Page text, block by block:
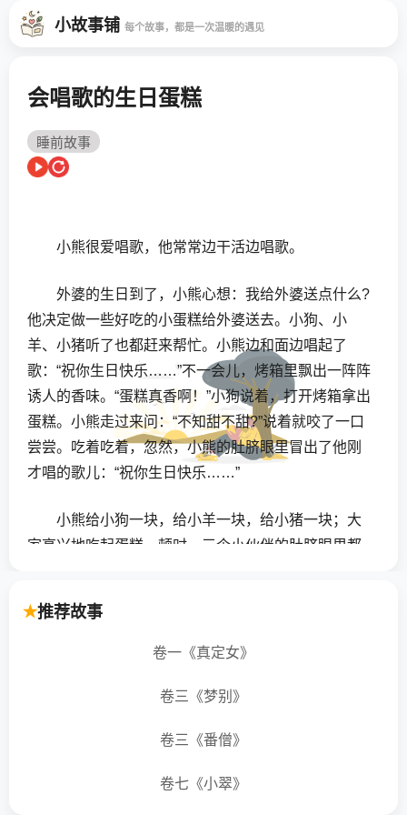
小故事铺 每个故事，都是一次温暖的遇见
会唱歌的生日蛋糕
睡前故事
小熊很爱唱歌，他常常边干活边唱歌。
外婆的生日到了，小熊心想：我给外婆送点什么?
他决定做一些好吃的小蛋糕给外婆送去。小狗、小
羊、小猪听了也都赶来帮忙。小熊边和面边唱起了
歌：“祝你生日快乐……”不一会儿，烤箱里飘出一阵阵
诱人的香味。“蛋糕真香啊！”小狗说着，打开烤箱拿出
蛋糕。小熊走过来问：“不知甜不甜?”说着就咬了一口
尝尝。吃着吃着，忽然，小熊的肚脐眼里冒出了他刚
才唱的歌儿：“祝你生日快乐……”
小熊给小狗一块，给小羊一块，给小猪一块；大
家高兴地吃起蛋糕。顿时，三个小伙伴的肚脐眼里都
家和了一个大面团，对着面团，他们齐声歌唱“祝你生
日快乐……”大蛋糕终于做好了，他们把它送往外婆
蛋糕，还听到了动人的《祝你生日快乐》的歌声。
推荐故事
卷一《真定女》
卷三《梦别》
卷三《番僧》
卷七《小翠》